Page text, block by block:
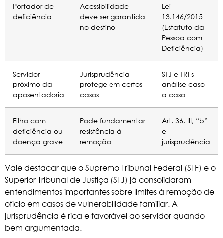
Portador de
deficiência
Acessibilidade
deve ser garantida
no destino
Lei
13.146/2015
(Estatuto da
Pessoa com
Deficiência)
Servidor
próximo da
aposentadoria
Jurisprudência
protege em certos
casos
STJ e TRFs —
análise caso
a caso
Filho com
deficiência ou
doença grave
Pode fundamentar
resistência à
remoção
Art. 36, III, “b”
e
jurisprudência
Vale destacar que o Supremo Tribunal Federal (STF) e o
Superior Tribunal de Justiça (STJ) já consolidaram
entendimentos importantes sobre limites à remoção de
ofício em casos de vulnerabilidade familiar. A
jurisprudência é rica e favorável ao servidor quando
bem argumentada.